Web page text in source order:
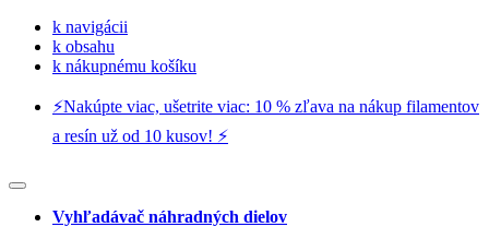
k navigácii
k obsahu
k nákupnému košíku
⚡️Nakúpte viac, ušetrite viac: 10 % zľava na nákup filamentov
a resín už od 10 kusov! ⚡️
Vyhľadávač náhradných dielov